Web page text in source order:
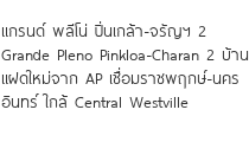
แกรนด์ พลีโน่ ปิ่นเกล้า-จรัญฯ 2
Grande Pleno Pinkloa-Charan 2 บ้าน
แฝดใหม่จาก AP เชื่อมราชพฤกษ์-นคร
อินทร์ ใกล้ Central Westville